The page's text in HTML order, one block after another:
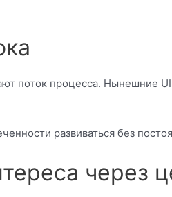
поток процесса. Нынешние
развиваться без
через